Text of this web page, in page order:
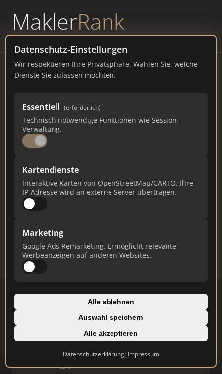
MaklerRank
powered byWAVEPOINT
Datenschutz-Einstellungen
Wir respektieren Ihre Privatsphäre. Wählen Sie, welche
Dienste Sie zulassen möchten.
Essentiell (erforderlich)
Technisch notwendige Funktionen wie Session-
Verwaltung.
Kartendienste
Interaktive Karten von OpenStreetMap/CARTO. Ihre
IP-Adresse wird an externe Server übertragen.
Marketing
Google Ads Remarketing. Ermöglicht relevante
Werbeanzeigen auf anderen Websites.
Alle ablehnen
Auswahl speichern
Alle akzeptieren
Datenschutzerklärung| Impressum
RealAdvisor － Immobilienbewertung
realadvisor.ch
3.432
Ist das Ihr Unternehmen?
Verifizieren Sie Ihr Profil, bearbeiten Sie Ihre
Updates.
Profil beanspruchen
⭐ Etabliert
Bewertungsportal